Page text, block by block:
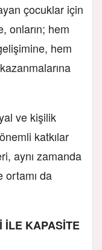
çocuklar için
onların; hem
hem
ve kişilik
katkılar
aynı zamanda
da
İLE KAPASİTE